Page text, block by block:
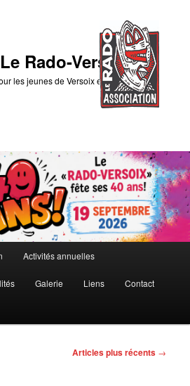
Rado-Versoix
les jeunes de Versoix et des environs
Activités annuelles
Galerie Liens Contact
Articles plus récents →